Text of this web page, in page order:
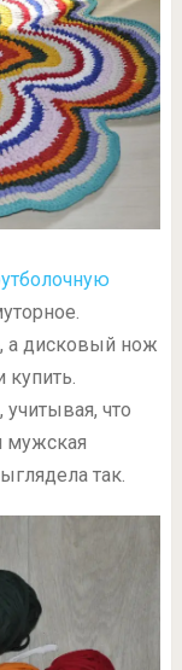
а дисковый нож
что
мужская
так.